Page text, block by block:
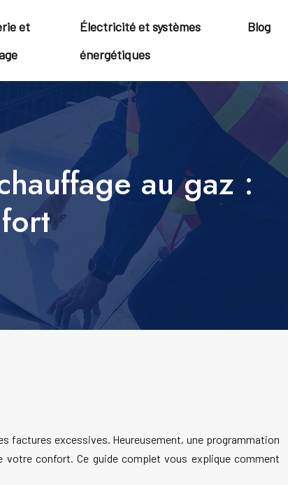
et
Électricité et systèmes
énergétiques
Blog
au gaz :
factures excessives. Heureusement, une programmation
confort. Ce guide complet vous explique comment